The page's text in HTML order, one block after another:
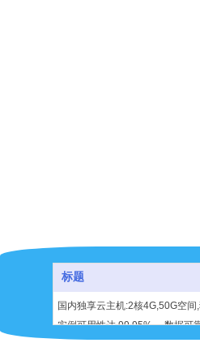
标题
国内独享云主机:2核4G,50G空
实例可用性达 99.95% ，数据可